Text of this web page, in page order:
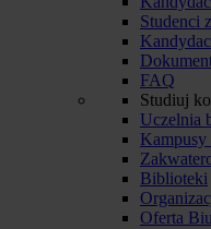
Studenci
FAQ
Studiuj
Uczelnia
Kampusy
Biblioteki
Oferta